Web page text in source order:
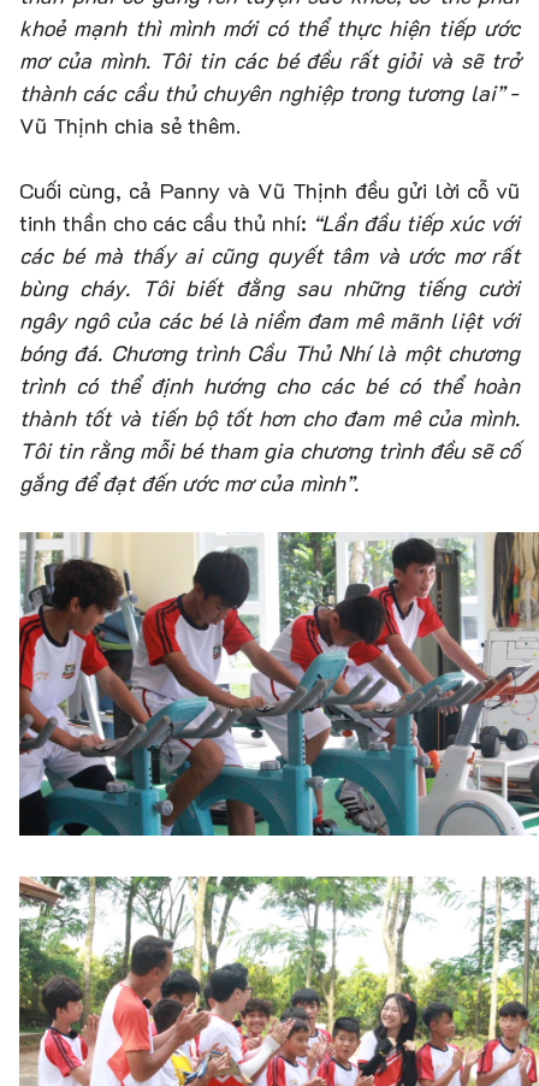
khoẻ mạnh thì mình mới có thể thực hiện tiếp ước
mơ của mình. Tôi tin các bé đều rất giỏi và sẽ trở
thành các cầu thủ chuyên nghiệp trong tương lai”-
Vũ Thịnh chia sẻ thêm.
Cuối cùng, cả Panny và Vũ Thịnh đều gửi lời cỗ vũ
tinh thần cho các cầu thủ nhí: “Lần đầu tiếp xúc với
các bé mà thấy ai cũng quyết tâm và ước mơ rất
bùng cháy. Tôi biết đằng sau những tiếng cười
ngây ngô của các bé là niềm đam mê mãnh liệt với
bóng đá. Chương trình Cầu Thủ Nhí là một chương
trình có thể định hướng cho các bé có thể hoàn
thành tốt và tiến bộ tốt hơn cho đam mê của mình.
Tôi tin rằng mỗi bé tham gia chương trình đều sẽ cố
gắng để đạt đến ước mơ của mình”.